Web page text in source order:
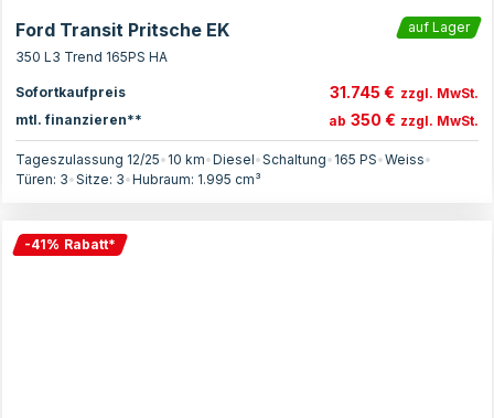
Ford Transit Pritsche EK
auf Lager
350 L3 Trend 165PS HA
Sofortkaufpreis 31.745 € zzgl. MwSt.
mtl. finanzieren**
ab 350 € zzgl. MwSt.
Tageszulassung 12/25• 10 km•Diesel•Schaltung• 165 PS•Weiss•
Türen: 3•Sitze: 3•Hubraum: 1.995 cm³
-41% Rabatt*